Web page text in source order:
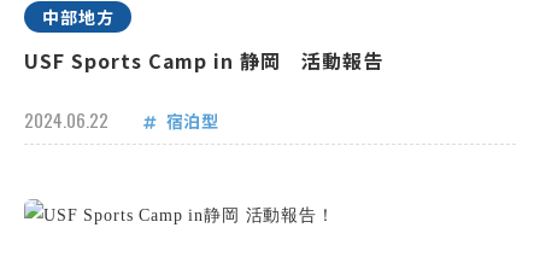
中部地方
USF Sports Camp in 静岡 活動報告
2024.06.22 宿泊型